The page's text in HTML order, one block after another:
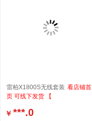
雷柏X1800S无线套装 看店铺首
页 可线下发货 【
￥ ***.0